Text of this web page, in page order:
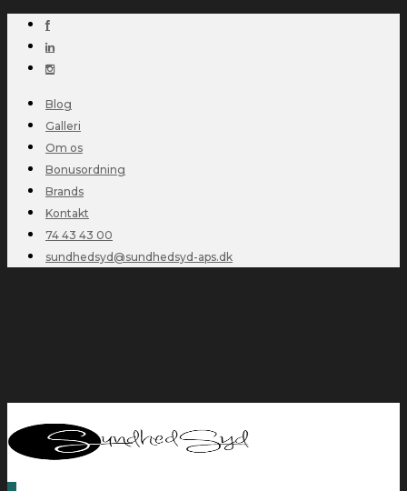
Blog
Galleri
Om os
Bonusordning
Brands
Kontakt
74 43 43 00
sundhedsyd@sundhedsyd-aps.dk